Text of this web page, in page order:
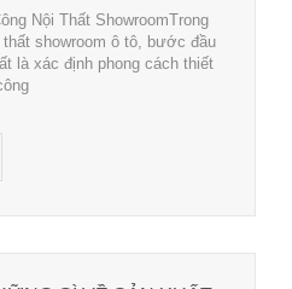
Nội Thất ShowroomTrong
showroom ô tô, bước đầu
là xác định phong cách thiết